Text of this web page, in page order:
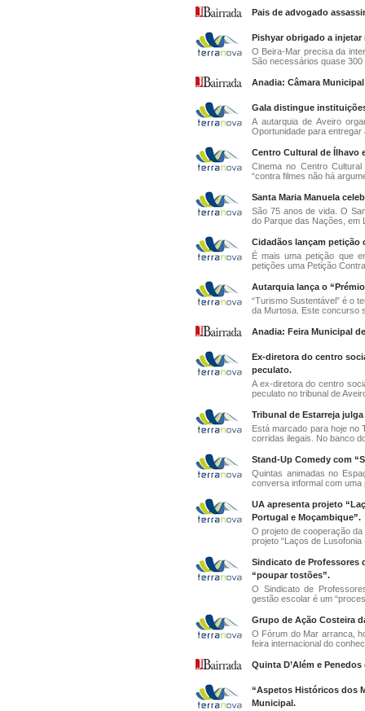
Pais de advogado
Pishyar obrigado a injetar
O Beira-Mar precisa da
São necessários quase 300
Anadia: Câmara
Gala distingue
A autarquia de Aveiro
Oportunidade para entregar
Centro Cultural de Ílhavo
Cinema no Centro
“contra filmes não há
Santa Maria Manuela
São 75 anos de vida. O
do Parque das Nações, em
Cidadãos lançam petição
É mais uma petição que
petições uma Petição
Autarquia lança o
“Turismo Sustentável” é o
da Murtosa. Este concurso
Anadia: Feira Municipal
Ex-diretora do centro
peculato.
A ex-diretora do centro
peculato no tribunal de
Tribunal de Estarreja
Está marcado para hoje no
corridas ilegais. No banco
Stand-Up Comedy com
Quintas animadas no
conversa informal com uma
UA apresenta projeto
Portugal e Moçambique”.
O projeto de cooperação
projeto “Laços de
Sindicato de Professores
“poupar tostões”.
O Sindicato de
gestão escolar é um
Grupo de Ação Costeira
O Fórum do Mar arranca,
feira internacional do
Quinta D’Além e
“Aspetos Históricos dos
Municipal.